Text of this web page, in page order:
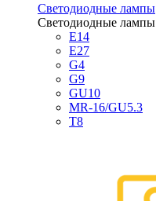
Светодиодные лампы
Светодиодные лампы
E14
E27
G4
G9
GU10
MR-16/GU5.3
T8